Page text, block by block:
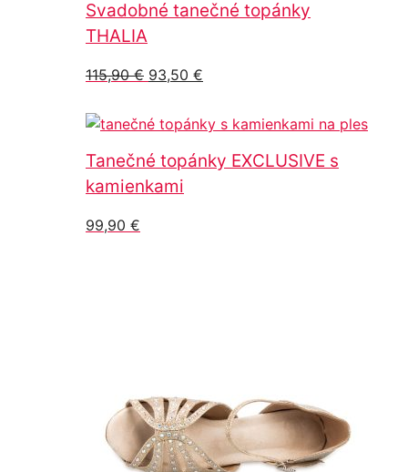
Svadobné tanečné topánky
THALIA
115,90€ Pôvodná
bola:
115,90 €.
93,50 €
je:
93,50 €.
Tanečné topánky EXCLUSIVE s
kamienkami
99,90 €